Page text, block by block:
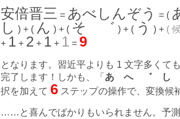
安倍晋三 = あべしんぞう = (
し ) + ( ん ) + ( そ ゛ ) + ( う ) + (
+ 1 + 2 + 1 + 1 = 9
となります。習近平よりも 1 文字多くて
完了します！しかも、「 あ へ ゛ し
択を加えて 6 ステップの操作で、変換候
……と喜んでばかりもいられません。予